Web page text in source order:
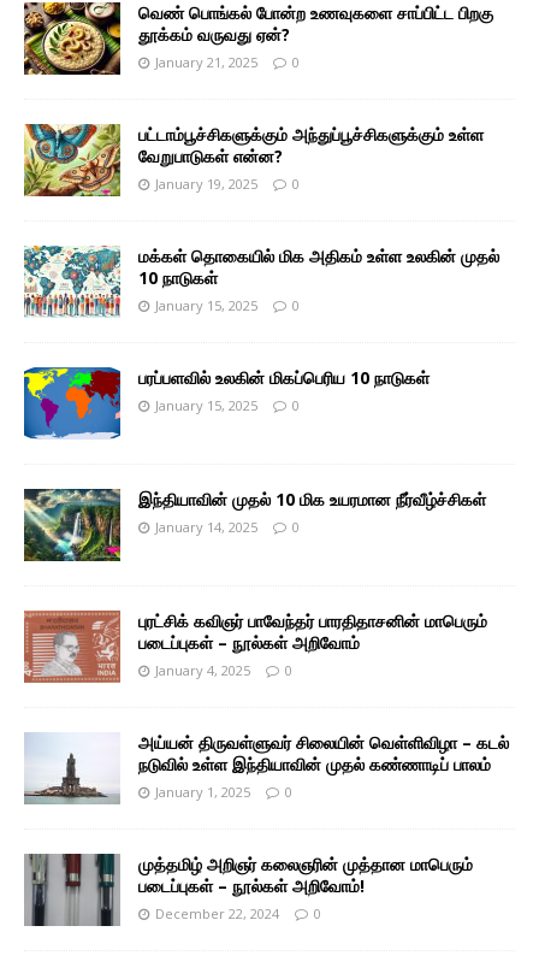
வெண் பொங்கல் போன்ற உணவுகளை சாப்பிட்ட பிறகு
தூக்கம் வருவது ஏன்?
January 21, 2025 0
பட்டாம்பூச்சிகளுக்கும் அந்துப்பூச்சிகளுக்கும் உள்ள
வேறுபாடுகள் என்ன?
January 19, 2025 0
மக்கள் தொகையில் மிக அதிகம் உள்ள உலகின் முதல்
10 நாடுகள்
January 15, 2025 0
பரப்பளவில் உலகின் மிகப்பெரிய 10 நாடுகள்
January 15, 2025 0
இந்தியாவின் முதல் 10 மிக உயரமான நீர்வீழ்ச்சிகள்
January 14, 2025 0
புரட்சிக் கவிஞர் பாவேந்தர் பாரதிதாசனின் மாபெரும்
படைப்புகள் – நூல்கள் அறிவோம்
January 4, 2025 0
அய்யன் திருவள்ளுவர் சிலையின் வெள்ளிவிழா – கடல்
நடுவில் உள்ள இந்தியாவின் முதல் கண்ணாடிப் பாலம்
January 1, 2025 0
முத்தமிழ் அறிஞர் கலைஞரின் முத்தான மாபெரும்
படைப்புகள் – நூல்கள் அறிவோம்!
December 22, 2024 0